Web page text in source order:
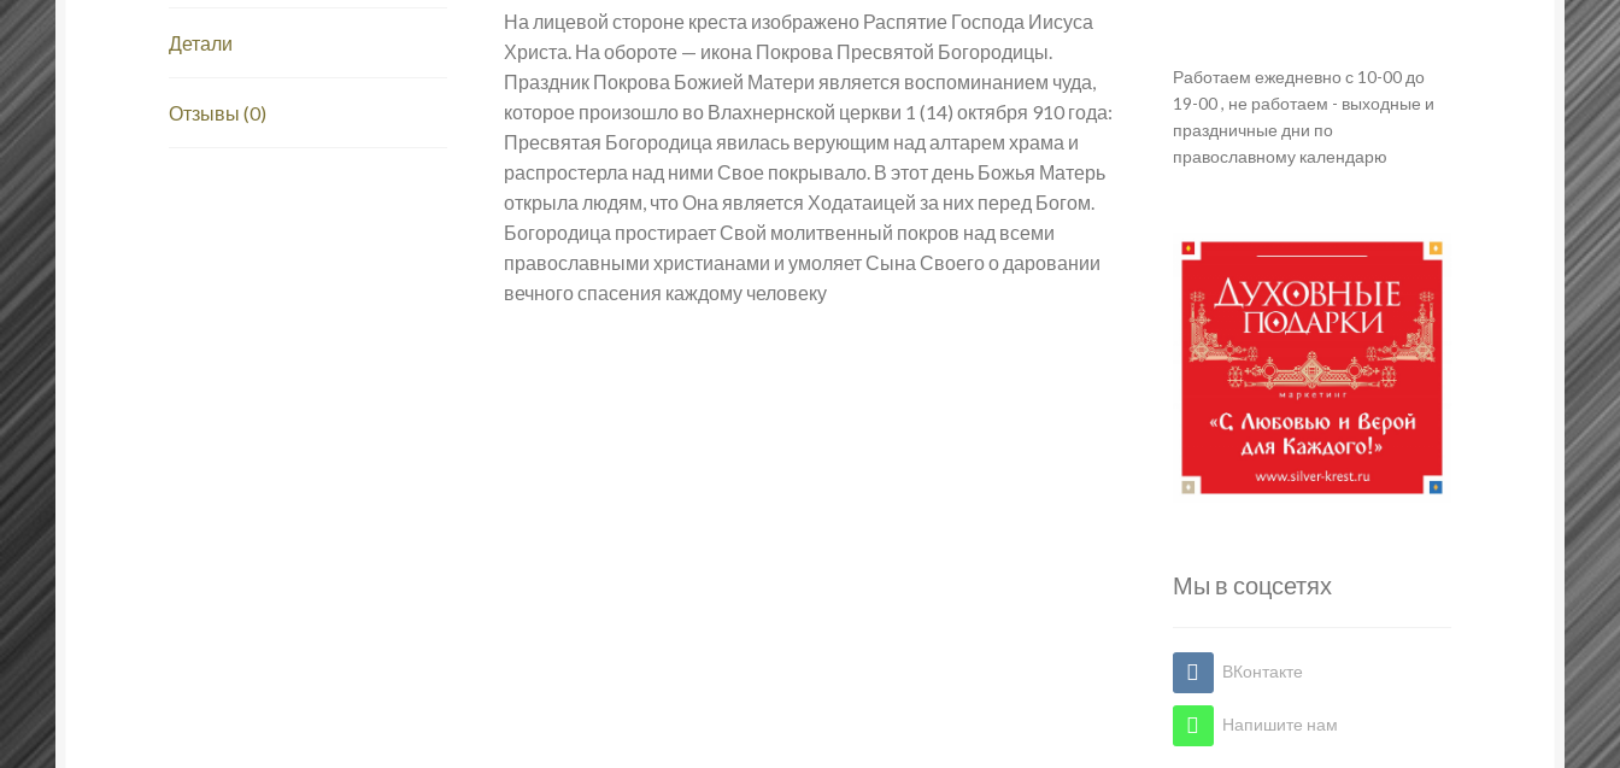
Детали
Отзывы (0)
На лицевой стороне креста изображено Распятие Господа Иисуса
Христа. На обороте — икона Покрова Пресвятой Богородицы.
Праздник Покрова Божией Матери является воспоминанием чуда,
которое произошло во Влахнернской церкви 1 (14) октября 910 года:
Пресвятая Богородица явилась верующим над алтарем храма и
распростерла над ними Свое покрывало. В этот день Божья Матерь
открыла людям, что Она является Ходатаицей за них перед Богом.
Богородица простирает Свой молитвенный покров над всеми
православными христианами и умоляет Сына Своего о даровании
вечного спасения каждому человеку
Работаем ежедневно с 10-00 до
19-00 , не работаем - выходные и
праздничные дни по
православному календарю
Мы в соцсетях
ВКонтакте
Напишите нам